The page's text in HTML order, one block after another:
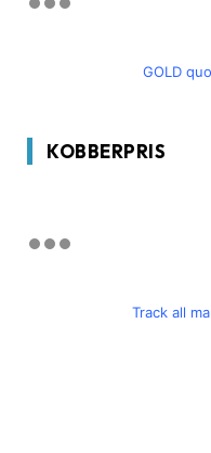
GOLD
KOBBERPRIS
Track all